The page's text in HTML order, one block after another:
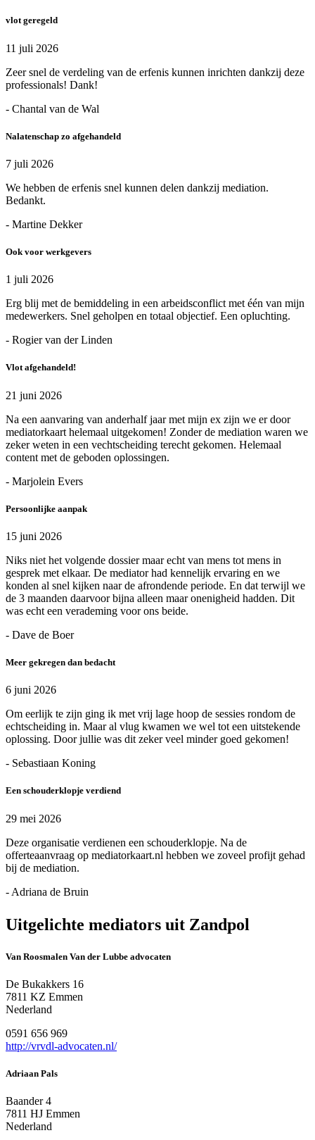
vlot geregeld
11 juli 2026
Zeer snel de verdeling van de erfenis kunnen inrichten dankzij deze
professionals! Dank!
- Chantal van de Wal
Nalatenschap zo afgehandeld
7 juli 2026
We hebben de erfenis snel kunnen delen dankzij mediation.
Bedankt.
- Martine Dekker
Ook voor werkgevers
1 juli 2026
Erg blij met de bemiddeling in een arbeidsconflict met één van mijn
medewerkers. Snel geholpen en totaal objectief. Een opluchting.
- Rogier van der Linden
Vlot afgehandeld!
21 juni 2026
Na een aanvaring van anderhalf jaar met mijn ex zijn we er door
mediatorkaart helemaal uitgekomen! Zonder de mediation waren we
zeker weten in een vechtscheiding terecht gekomen. Helemaal
content met de geboden oplossingen.
- Marjolein Evers
Persoonlijke aanpak
15 juni 2026
Niks niet het volgende dossier maar echt van mens tot mens in
gesprek met elkaar. De mediator had kennelijk ervaring en we
konden al snel kijken naar de afrondende periode. En dat terwijl we
de 3 maanden daarvoor bijna alleen maar onenigheid hadden. Dit
was echt een verademing voor ons beide.
- Dave de Boer
Meer gekregen dan bedacht
6 juni 2026
Om eerlijk te zijn ging ik met vrij lage hoop de sessies rondom de
echtscheiding in. Maar al vlug kwamen we wel tot een uitstekende
oplossing. Door jullie was dit zeker veel minder goed gekomen!
- Sebastiaan Koning
Een schouderklopje verdiend
29 mei 2026
Deze organisatie verdienen een schouderklopje. Na de
offerteaanvraag op mediatorkaart.nl hebben we zoveel profijt gehad
bij de mediation.
- Adriana de Bruin
Uitgelichte mediators uit Zandpol
Van Roosmalen Van der Lubbe advocaten
De Bukakkers 16
7811 KZ Emmen
Nederland
0591 656 969
http://vrvdl-advocaten.nl/
Adriaan Pals
Baander 4
7811 HJ Emmen
Nederland